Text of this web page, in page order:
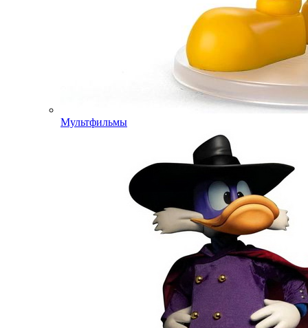
Мультфильмы